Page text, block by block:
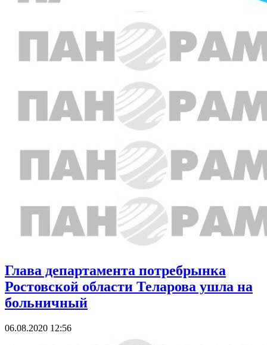
Глава департамента потребрынка
Ростовской области Теларова ушла на
больничный
06.08.2020 12:56